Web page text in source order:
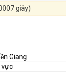
giây)
Giang
vực